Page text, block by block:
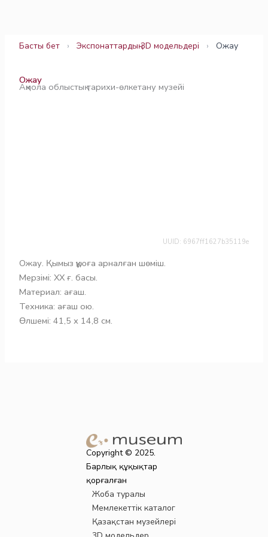
Басты бет › Экспонаттардың 3D модельдері › Ожау
Ожау
Ақмола облыстық тарихи-өлкетану музейі
UUID: 6967ff1627b35119e
Ожау. Қымыз құюға арналған шөміш.
Мерзімі: ХХ ғ. басы.
Материал: ағаш.
Техника: ағаш ою.
Өлшемі: 41,5 х 14,8 см.
Copyright © 2025.
Барлық құқықтар
қорғалған
Жоба туралы
Мемлекеттік каталог
Қазақстан музейлері